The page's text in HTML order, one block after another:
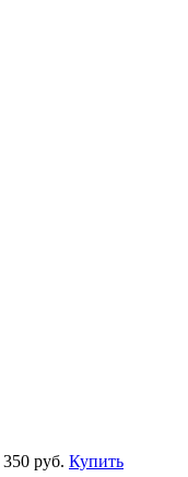
350 руб. Купить